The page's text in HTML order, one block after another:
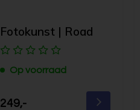
Fotokunst | Road
Op voorraad
249,-